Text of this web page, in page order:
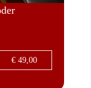
€ 49,00